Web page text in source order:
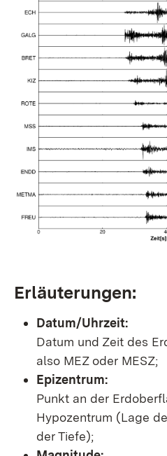
Erläuterungen:
Datum/Uhrzeit:
Datum und Zeit des
also MEZ oder MESZ;
Epizentrum:
Punkt an der
Hypozentrum (Lage
der Tiefe);